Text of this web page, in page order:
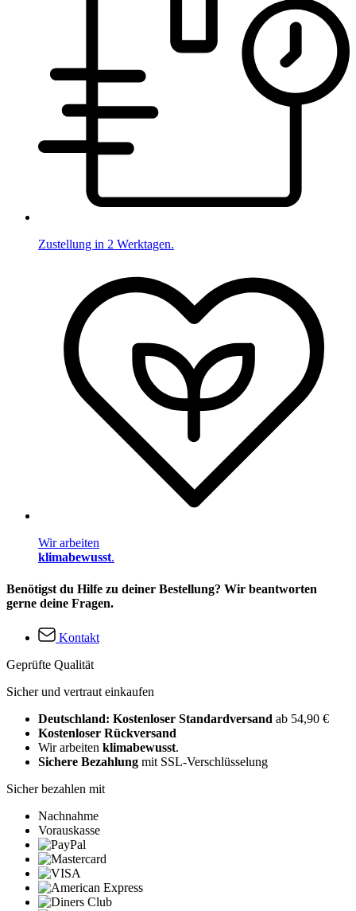
Zustellung in 2 Werktagen.
Wir arbeiten
klimabewusst.
Benötigst du Hilfe zu deiner Bestellung? Wir beantworten
gerne deine Fragen.
Kontakt
Geprüfte Qualität
Sicher und vertraut einkaufen
Deutschland: Kostenloser Standardversand ab 54,90 €
Kostenloser Rückversand
Wir arbeiten klimabewusst.
Sichere Bezahlung mit SSL-Verschlüsselung
Sicher bezahlen mit
Nachnahme
Vorauskasse